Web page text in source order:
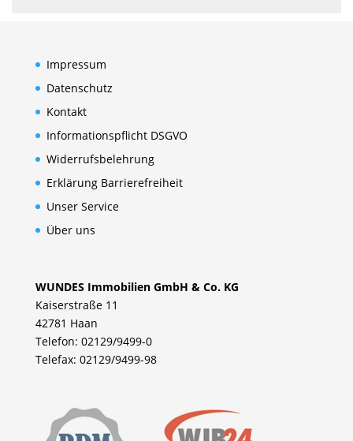
Impressum
Datenschutz
Kontakt
Informationspflicht DSGVO
Widerrufsbelehrung
Erklärung Barrierefreiheit
Unser Service
Über uns
WUNDES Immobilien GmbH & Co. KG
Kaiserstraße 11
42781 Haan
Telefon: 02129/9499-0
Telefax: 02129/9499-98